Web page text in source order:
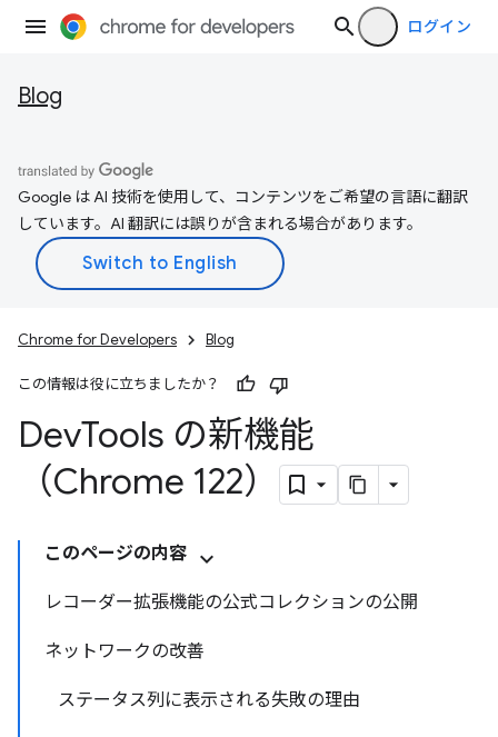
ログイン
Blog
Google は AI 技術を使用して、コンテンツをご希望の言語に翻訳
しています。AI 翻訳には誤りが含まれる場合があります。
Chrome for Developers Blog
この情報は役に立ちましたか？
DevTools の新機能
（Chrome 122）
このページの内容
レコーダー拡張機能の公式コレクションの公開
ネットワークの改善
ステータス列に表示される失敗の理由